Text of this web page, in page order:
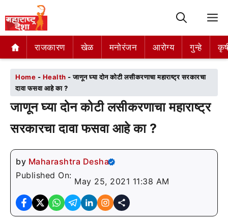
राजकारण खेळ मनोरंजन आरोग्य गुन्हे
राजकारण खेळ मनोरंजन आरोग्य गुन्हे
Home - Health -जाणून घ्या दोन कोटी लसीकरणाचा महाराष्ट्र सरकारचा
दावा फसवा आहे का ?
जाणून घ्या दोन कोटी लसीकरणाचा महाराष्ट्र
सरकारचा दावा फसवा आहे का ?
by Maharashtra Desha
Published On:
May 25, 2021 11:38 AM